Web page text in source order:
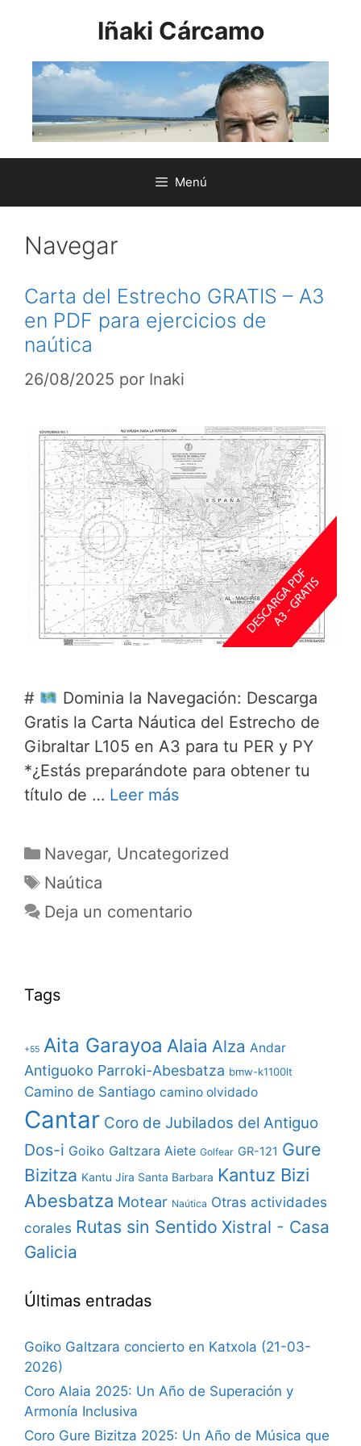
contenido
Iñaki Cárcamo
Menú
Navegar
Carta del Estrecho GRATIS – A3
en PDF para ejercicios de
naútica
26/08/2025 por Inaki
#
Dominia la Navegación: Descarga
Gratis la Carta Náutica del Estrecho de
Gibraltar L105 en A3 para tu PER y PY
*¿Estás preparándote para obtener tu
título de … Leer más
Categorías
Navegar, Uncategorized
Etiquetas
Naútica
Deja un comentario
Tags
+55 Aita Garayoa Alaia Alza Andar
Antiguoko Parroki-Abesbatza bmw-k1100lt
Camino de Santiago camino olvidado
Cantar Coro de Jubilados del Antiguo
Dos-i Goiko Galtzara Aiete Golfear GR-121 Gure
Bizitza Kantu Jira Santa Barbara Kantuz Bizi
Abesbatza Motear Naútica Otras actividades
corales Rutas sin Sentido Xistral - Casa
Galicia
Últimas entradas
Goiko Galtzara concierto en Katxola (21-03-
2026)
Coro Alaia 2025: Un Año de Superación y
Armonía Inclusiva
Coro Gure Bizitza 2025: Un Año de Música que